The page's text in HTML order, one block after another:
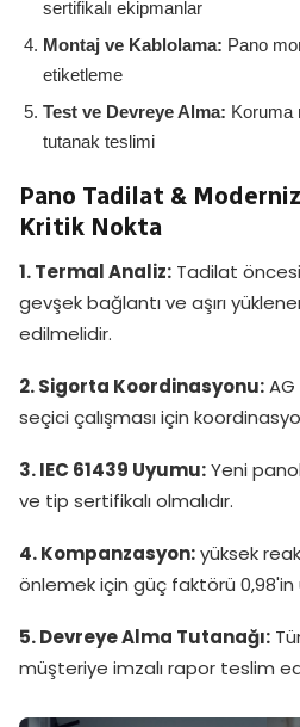
sertifikalı ekipmanlar
Montaj ve Kablolama: Pano
etiketleme
Test ve Devreye Alma: Koruma
tutanak teslimi
Pano Tadilat &
Kritik Nokta
1. Termal Analiz: Tadilat
gevşek bağlantı ve aşırı
edilmelidir.
2. Sigorta Koordinasyonu:
seçici çalışması için
3. IEC 61439 Uyumu:Yeni
ve tip sertifikalı olmalıdır.
4. Kompanzasyon:yüksek
önlemek için güç faktörü 0,98'in
5. Devreye Alma Tutanağı:
müşteriye imzalı rapor teslim